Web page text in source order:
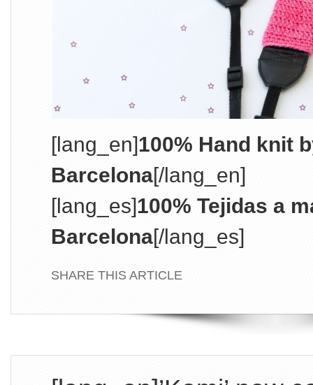
[lang_en]100% Hand knit
Barcelona[/lang_en]
[lang_es]100% Tejidas a
Barcelona[/lang_es]
SHARE THIS ARTICLE